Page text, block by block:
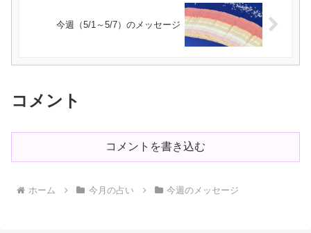
今週（5/1～5/7）のメッセージ
コメント
コメントを書き込む
ホーム 今月の占い 今週のメッセージ